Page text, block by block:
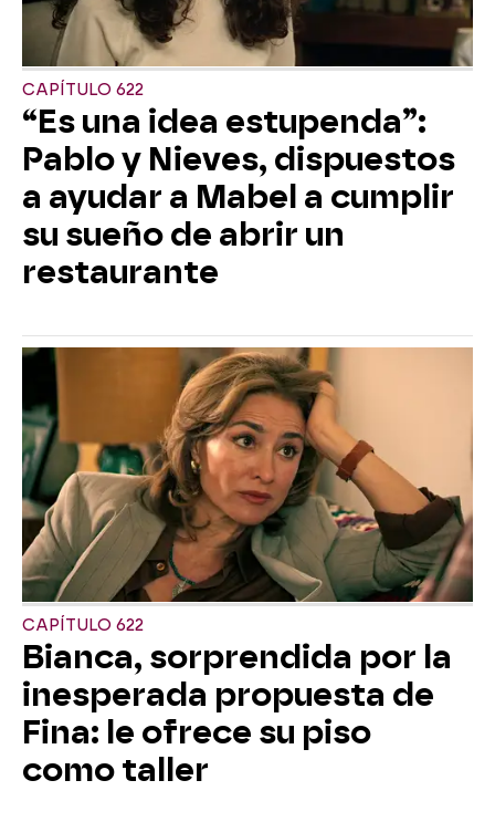
CAPÍTULO 622
“Es una idea estupenda”:
Pablo y Nieves, dispuestos
a ayudar a Mabel a cumplir
su sueño de abrir un
restaurante
CAPÍTULO 622
Bianca, sorprendida por la
inesperada propuesta de
Fina: le ofrece su piso
como taller